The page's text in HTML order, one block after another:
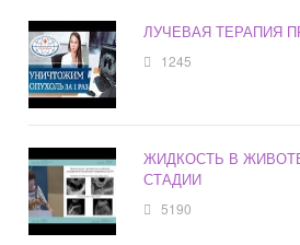
ЛУЧЕВАЯ ТЕРАПИЯ
1245
ЖИДКОСТЬ В
СТАДИИ
5190